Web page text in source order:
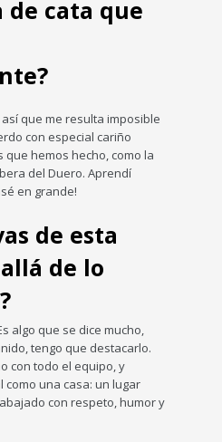
de cata que
que me resulta imposible
con especial cariño
que hemos hecho, como la
del Duero. Aprendí
en grande!
de esta
de lo
algo que se dice mucho,
tengo que destacarlo.
con todo el equipo, y
como una casa: un lugar
con respeto, humor y